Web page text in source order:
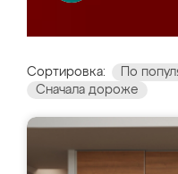
Сортировка: По
Сначала дороже